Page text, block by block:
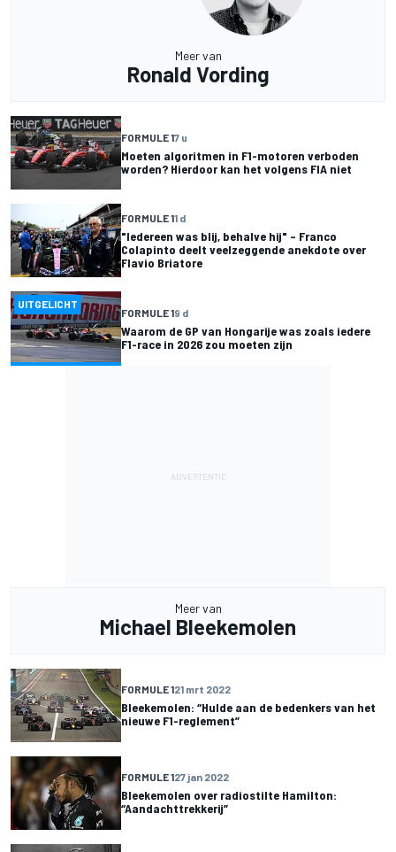
Meer van
Ronald Vording
FORMULE 17 u
Moeten algoritmen in F1-motoren verboden
worden? Hierdoor kan het volgens FIA niet
FORMULE 11 d
"Iedereen was blij, behalve hij" – Franco
Colapinto deelt veelzeggende anekdote over
Flavio Briatore
UITGELICHT
FORMULE 19 d
Waarom de GP van Hongarije was zoals iedere
F1-race in 2026 zou moeten zijn
Meer van
Michael Bleekemolen
FORMULE 121 mrt 2022
Bleekemolen: “Hulde aan de bedenkers van het
nieuwe F1-reglement”
FORMULE 127 jan 2022
Bleekemolen over radiostilte Hamilton:
“Aandachttrekkerij”